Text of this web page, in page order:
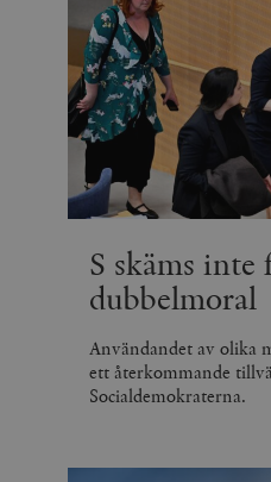
S skäms inte
dubbelmoral
Användandet av olika
ett återkommande
Socialdemokraterna.